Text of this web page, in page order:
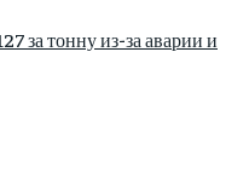
за тонну из-за аварии и